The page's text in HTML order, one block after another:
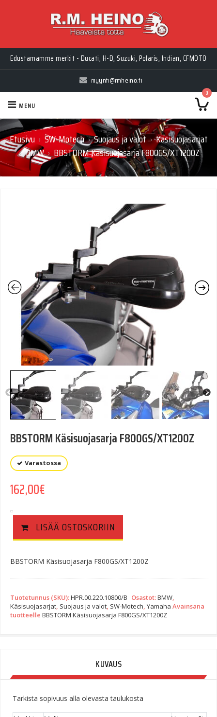
Myynti Ma-Pe 10-18, La 10-14, Huolto Ma-Pe 9-17
Edustamamme merkit - Ducati, H-D, Suzuki, Polaris, Indian, CFMOTO
myynti@rmheino.fi
0
MENU
Etusivu › SW-Motech › Suojaus ja valot › Käsisuojasarjat
› BMW › BBSTORM Käsisuojasarja F800GS/XT1200Z
BBSTORM Käsisuojasarja F800GS/XT1200Z
Varastossa
162,00€
LISÄÄ OSTOSKORIIN
BBSTORM Käsisuojasarja F800GS/XT1200Z
Tuotetunnus (SKU):HPR.00.220.10800/B Osastot:BMW
Käsisuojasarjat Suojaus ja valot SW-Motech Yamaha Avainsana
tuotteelle BBSTORM Käsisuojasarja F800GS/XT1200Z
KUVAUS
Tarkista sopivuus alla olevasta taulukosta